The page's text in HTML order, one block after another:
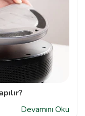
Devamını Oku